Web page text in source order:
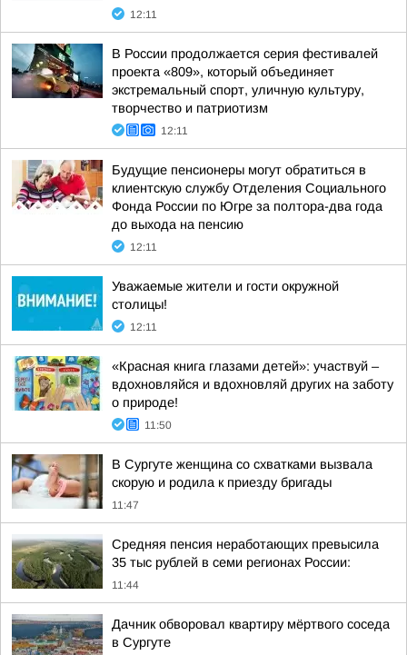
12:11
В России продолжается серия фестивалей
проекта «809», который объединяет
экстремальный спорт, уличную культуру,
творчество и патриотизм
12:11
Будущие пенсионеры могут обратиться в
клиентскую службу Отделения Социального
Фонда России по Югре за полтора-два года
до выхода на пенсию
12:11
Уважаемые жители и гости окружной
столицы!
12:11
«Красная книга глазами детей»: участвуй –
вдохновляйся и вдохновляй других на заботу
о природе!
11:50
В Сургуте женщина со схватками вызвала
скорую и родила к приезду бригады
11:47
Средняя пенсия неработающих превысила
35 тыс рублей в семи регионах России:
11:44
Дачник обворовал квартиру мёртвого соседа
в Сургуте